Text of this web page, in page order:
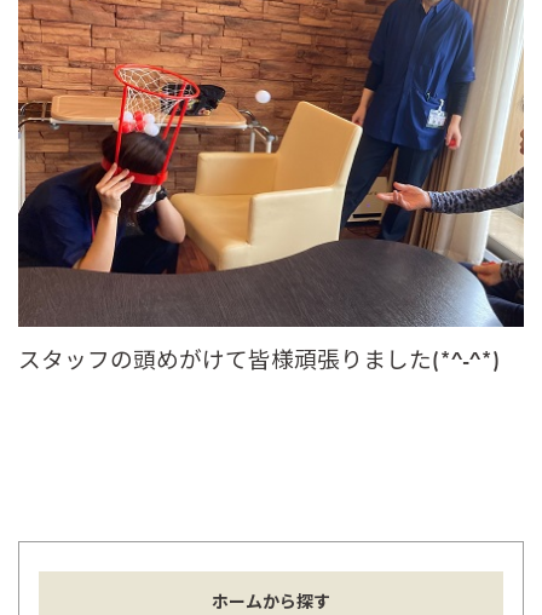
スタッフの頭めがけて皆様頑張りました(*^-^*)
ホームから探す